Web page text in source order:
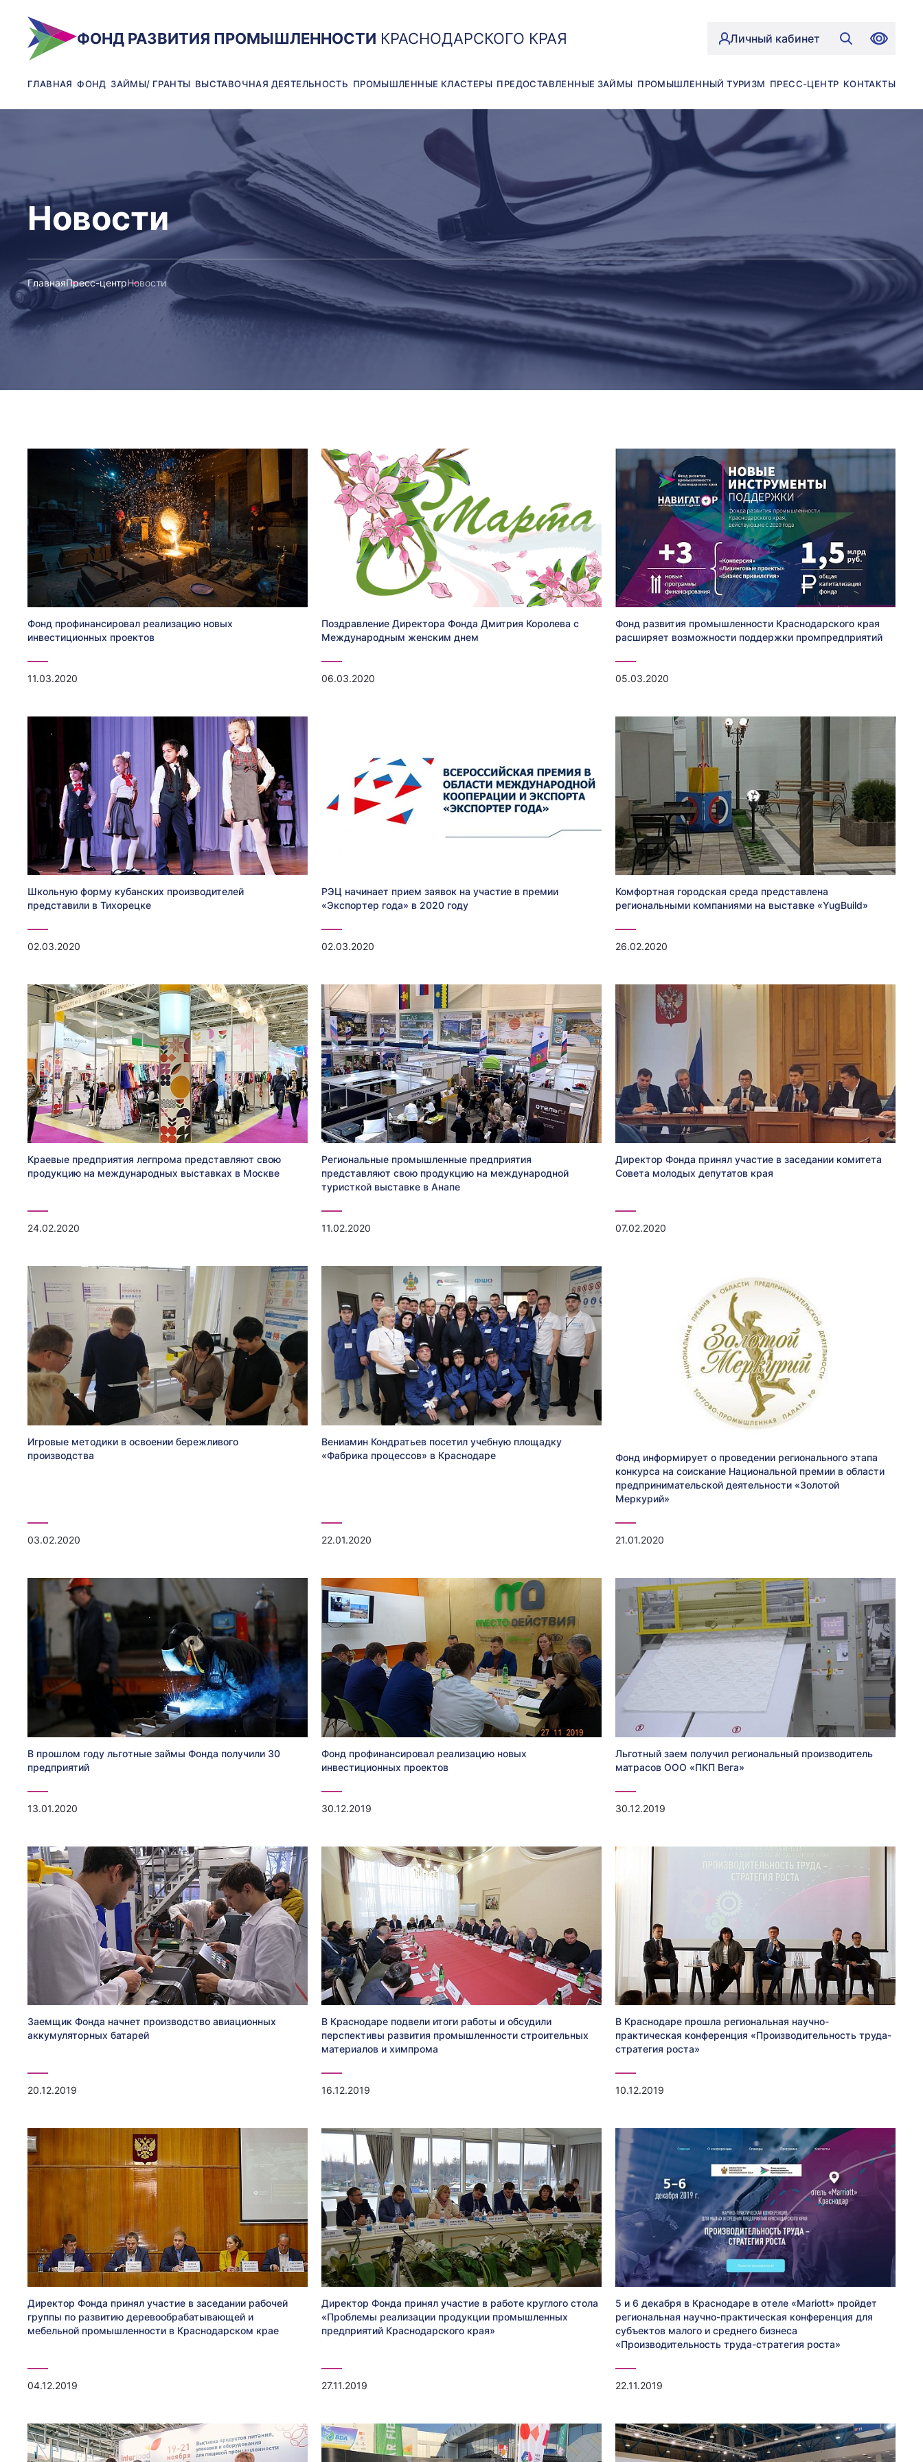
ФОНД РАЗВИТИЯ ПРОМЫШЛЕННОСТИ КРАСНОДАРСКОГО КРАЯ Личный кабинет
ГЛАВНАЯ ФОНД ЗАЙМЫ/ ГРАНТЫ ВЫСТАВОЧНАЯ ДЕЯТЕЛЬНОСТЬ ПРОМЫШЛЕННЫЕ КЛАСТЕРЫ ПРЕДОСТАВЛЕННЫЕ ЗАЙМЫ ПРОМЫШЛЕННЫЙ ТУРИЗМ ПРЕСС-ЦЕНТР КОНТАКТЫ
Новости
ГлавнаяПресс-центрНовости
Фонд профинансировал реализацию новых
инвестиционных проектов
11.03.2020
Поздравление Директора Фонда Дмитрия Королева с
Международным женским днем
06.03.2020
Фонд развития промышленности Краснодарского края
расширяет возможности поддержки промпредприятий
05.03.2020
Школьную форму кубанских производителей
представили в Тихорецке
02.03.2020
РЭЦ начинает прием заявок на участие в премии
«Экспортер года» в 2020 году
02.03.2020
Комфортная городская среда представлена
региональными компаниями на выставке «YugBuild»
26.02.2020
Краевые предприятия легпрома представляют свою
продукцию на международных выставках в Москве
24.02.2020
Региональные промышленные предприятия
представляют свою продукцию на международной
туристкой выставке в Анапе
11.02.2020
Директор Фонда принял участие в заседании комитета
Совета молодых депутатов края
07.02.2020
Игровые методики в освоении бережливого
производства
03.02.2020
Вениамин Кондратьев посетил учебную площадку
«Фабрика процессов» в Краснодаре
22.01.2020
Фонд информирует о проведении регионального этапа
конкурса на соискание Национальной премии в области
предпринимательской деятельности «Золотой
Меркурий»
21.01.2020
В прошлом году льготные займы Фонда получили 30
предприятий
13.01.2020
Фонд профинансировал реализацию новых
инвестиционных проектов
30.12.2019
Льготный заем получил региональный производитель
матрасов ООО «ПКП Вега»
30.12.2019
Заемщик Фонда начнет производство авиационных
аккумуляторных батарей
20.12.2019
В Краснодаре подвели итоги работы и обсудили
перспективы развития промышленности строительных
материалов и химпрома
16.12.2019
В Краснодаре прошла региональная научно-
практическая конференция «Производительность труда-
стратегия роста»
10.12.2019
Директор Фонда принял участие в заседании рабочей
группы по развитию деревообрабатывающей и
мебельной промышленности в Краснодарском крае
04.12.2019
Директор Фонда принял участие в работе круглого стола
«Проблемы реализации продукции промышленных
предприятий Краснодарского края»
27.11.2019
5 и 6 декабря в Краснодаре в отеле «Mariott» пройдет
региональная научно-практическая конференция для
субъектов малого и среднего бизнеса
«Производительность труда-стратегия роста»
22.11.2019